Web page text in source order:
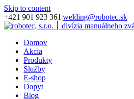
Skip to content
+421 901 923 361 |welding@robotec.sk
Domov
Akcia
Produkty
Služby
E-shop
Dopyt
Blog